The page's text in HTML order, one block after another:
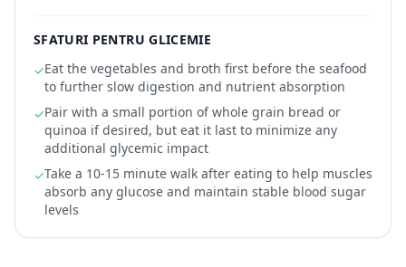
SFATURI PENTRU GLICEMIE
✓Eat the vegetables and broth first before the seafood
to further slow digestion and nutrient absorption
✓Pair with a small portion of whole grain bread or
quinoa if desired, but eat it last to minimize any
additional glycemic impact
✓Take a 10-15 minute walk after eating to help muscles
absorb any glucose and maintain stable blood sugar
levels